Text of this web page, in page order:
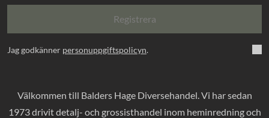
Registrera
Jag godkänner personuppgiftspolicyn.
Välkommen till Balders Hage Diversehandel. Vi har sedan
1973 drivit detalj- och grossisthandel inom heminredning och